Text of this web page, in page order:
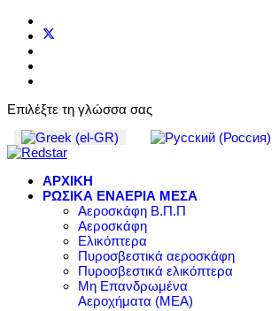
Επιλέξτε τη γλώσσα σας
ΑΡΧΙΚΗ
ΡΩΣΙΚΑ ΕΝΑΕΡΙΑ ΜΕΣΑ
Αεροσκάφη Β.Π.Π
Αεροσκάφη
Ελικόπτερα
Πυροσβεστικά αεροσκάφη
Πυροσβεστικά ελικόπτερα
Μη Επανδρωμένα
Αεροχήματα (ΜΕΑ)